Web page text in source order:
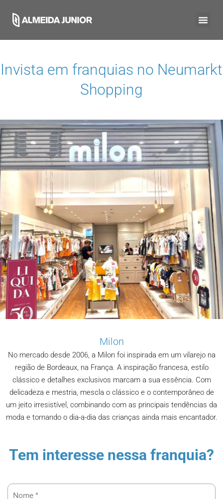
Invista em franquias no Neumarkt
Shopping
Milon
No mercado desde 2006, a Milon foi inspirada em um vilarejo na
região de Bordeaux, na França. A inspiração francesa, estilo
clássico e detalhes exclusivos marcam a sua essência. Com
delicadeza e mestria, mescla o clássico e o contemporâneo de
um jeito irresistível, combinando com as principais tendências da
moda e tornando o dia-a-dia das crianças ainda mais encantador.
Tem interesse nessa franquia?